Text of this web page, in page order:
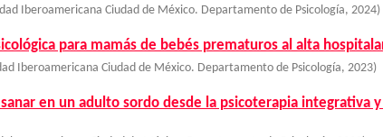
Iberoamericana Ciudad de México. Departamento de Psicología, 2024)
para mamás de bebés prematuros al alta
Iberoamericana Ciudad de México. Departamento de Psicología, 2023)
en un adulto sordo desde la psicoterapia integrativa